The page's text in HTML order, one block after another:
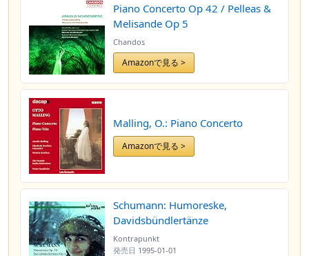
Piano Concerto Op 42 / Pelleas &
Melisande Op 5
Chandos
Amazonで見る >
Malling, O.: Piano Concerto
Amazonで見る >
Schumann: Humoreske,
Davidsbündlertänze
Kontrapunkt
発売日 1995-01-01